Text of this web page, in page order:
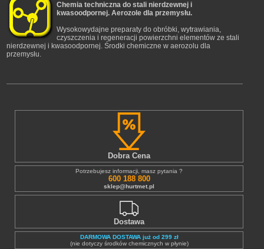
Chemia techniczna do stali nierdzewnej i
kwasoodpornej. Aerozole dla przemysłu.
Wysokowydajne preparaty do obróbki, wytrawiania,
czyszczenia i regeneracji powierzchni elementów ze stali
nierdzewnej i kwasoodpornej. Środki chemiczne w aerozolu dla
przemysłu.
Dobra Cena
Potrzebujesz informacji, masz pytania ?
600 188 800
sklep@hurtmet.pl
Dostawa
DARMOWA DOSTAWA już od 299 zł
(nie dotyczy środków chemicznych w płynie)